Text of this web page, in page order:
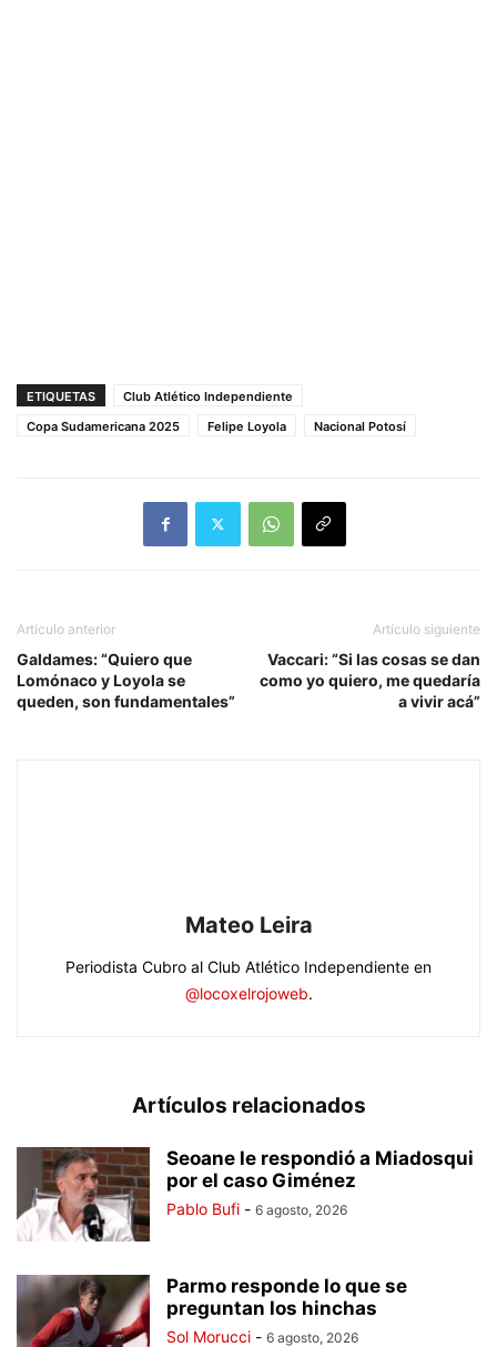
ETIQUETAS
Club Atlético Independiente
Copa Sudamericana 2025
Felipe Loyola Nacional Potosí
Artículo anterior
Galdames: “Quiero que
Lomónaco y Loyola se
queden, son fundamentales”
Artículo siguiente
Vaccari: “Si las cosas se dan
como yo quiero, me quedaría
a vivir acá”
Mateo Leira
Periodista Cubro al Club Atlético Independiente en
@locoxelrojoweb.
Artículos relacionados
Seoane le respondió a Miadosqui
por el caso Giménez
Pablo Bufi - 6 agosto, 2026
Parmo responde lo que se
preguntan los hinchas
Sol Morucci - 6 agosto, 2026